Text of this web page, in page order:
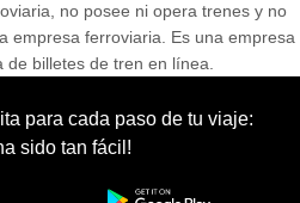
no posee ni opera trenes y no
empresa ferroviaria. Es una empresa
billetes de tren en línea.
para cada paso de tu viaje:
sido tan fácil!